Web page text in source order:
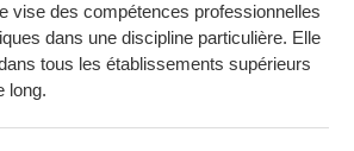
vise des compétences professionnelles
dans une discipline particulière. Elle
tous les établissements supérieurs
long.